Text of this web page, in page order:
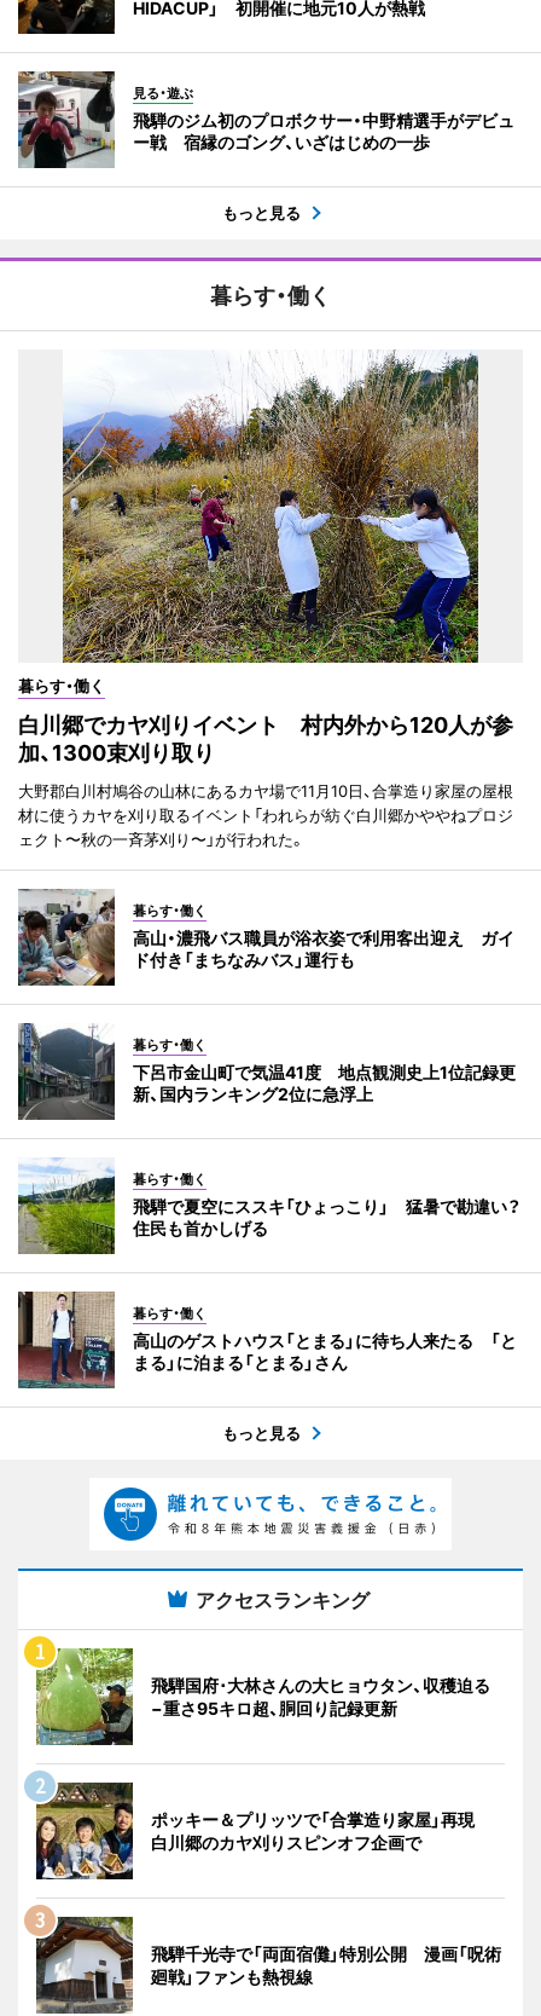
HIDACUP」 初開催に地元10人が熱戦
見る・遊ぶ
飛騨のジム初のプロボクサー・中野精選手がデビュ
ー戦 宿縁のゴング、いざはじめの一歩
もっと見る
暮らす・働く
暮らす・働く
白川郷でカヤ刈りイベント 村内外から120人が参
加、1300束刈り取り
大野郡白川村鳩谷の山林にあるカヤ場で11月10日、合掌造り家屋の屋根
材に使うカヤを刈り取るイベント「われらが紡ぐ白川郷かややねプロジ
ェクト〜秋の一斉茅刈り〜」が行われた。
暮らす・働く
高山・濃飛バス職員が浴衣姿で利用客出迎え ガイ
ド付き「まちなみバス」運行も
暮らす・働く
下呂市金山町で気温41度 地点観測史上1位記録更
新、国内ランキング2位に急浮上
暮らす・働く
飛騨で夏空にススキ「ひょっこり」 猛暑で勘違い？
住民も首かしげる
暮らす・働く
高山のゲストハウス「とまる」に待ち人来たる 「と
まる」に泊まる「とまる」さん
もっと見る
アクセスランキング
飛騨国府･大林さんの大ヒョウタン、収穫迫る
−重さ95キロ超、胴回り記録更新
ポッキー＆プリッツで「合掌造り家屋」再現
白川郷のカヤ刈りスピンオフ企画で
飛騨千光寺で「両面宿儺」特別公開 漫画「呪術
廻戦」ファンも熱視線